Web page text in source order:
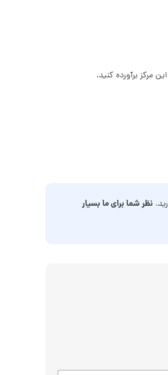
مرکز برآورده کنید.
نظر شما برای ما بسیار